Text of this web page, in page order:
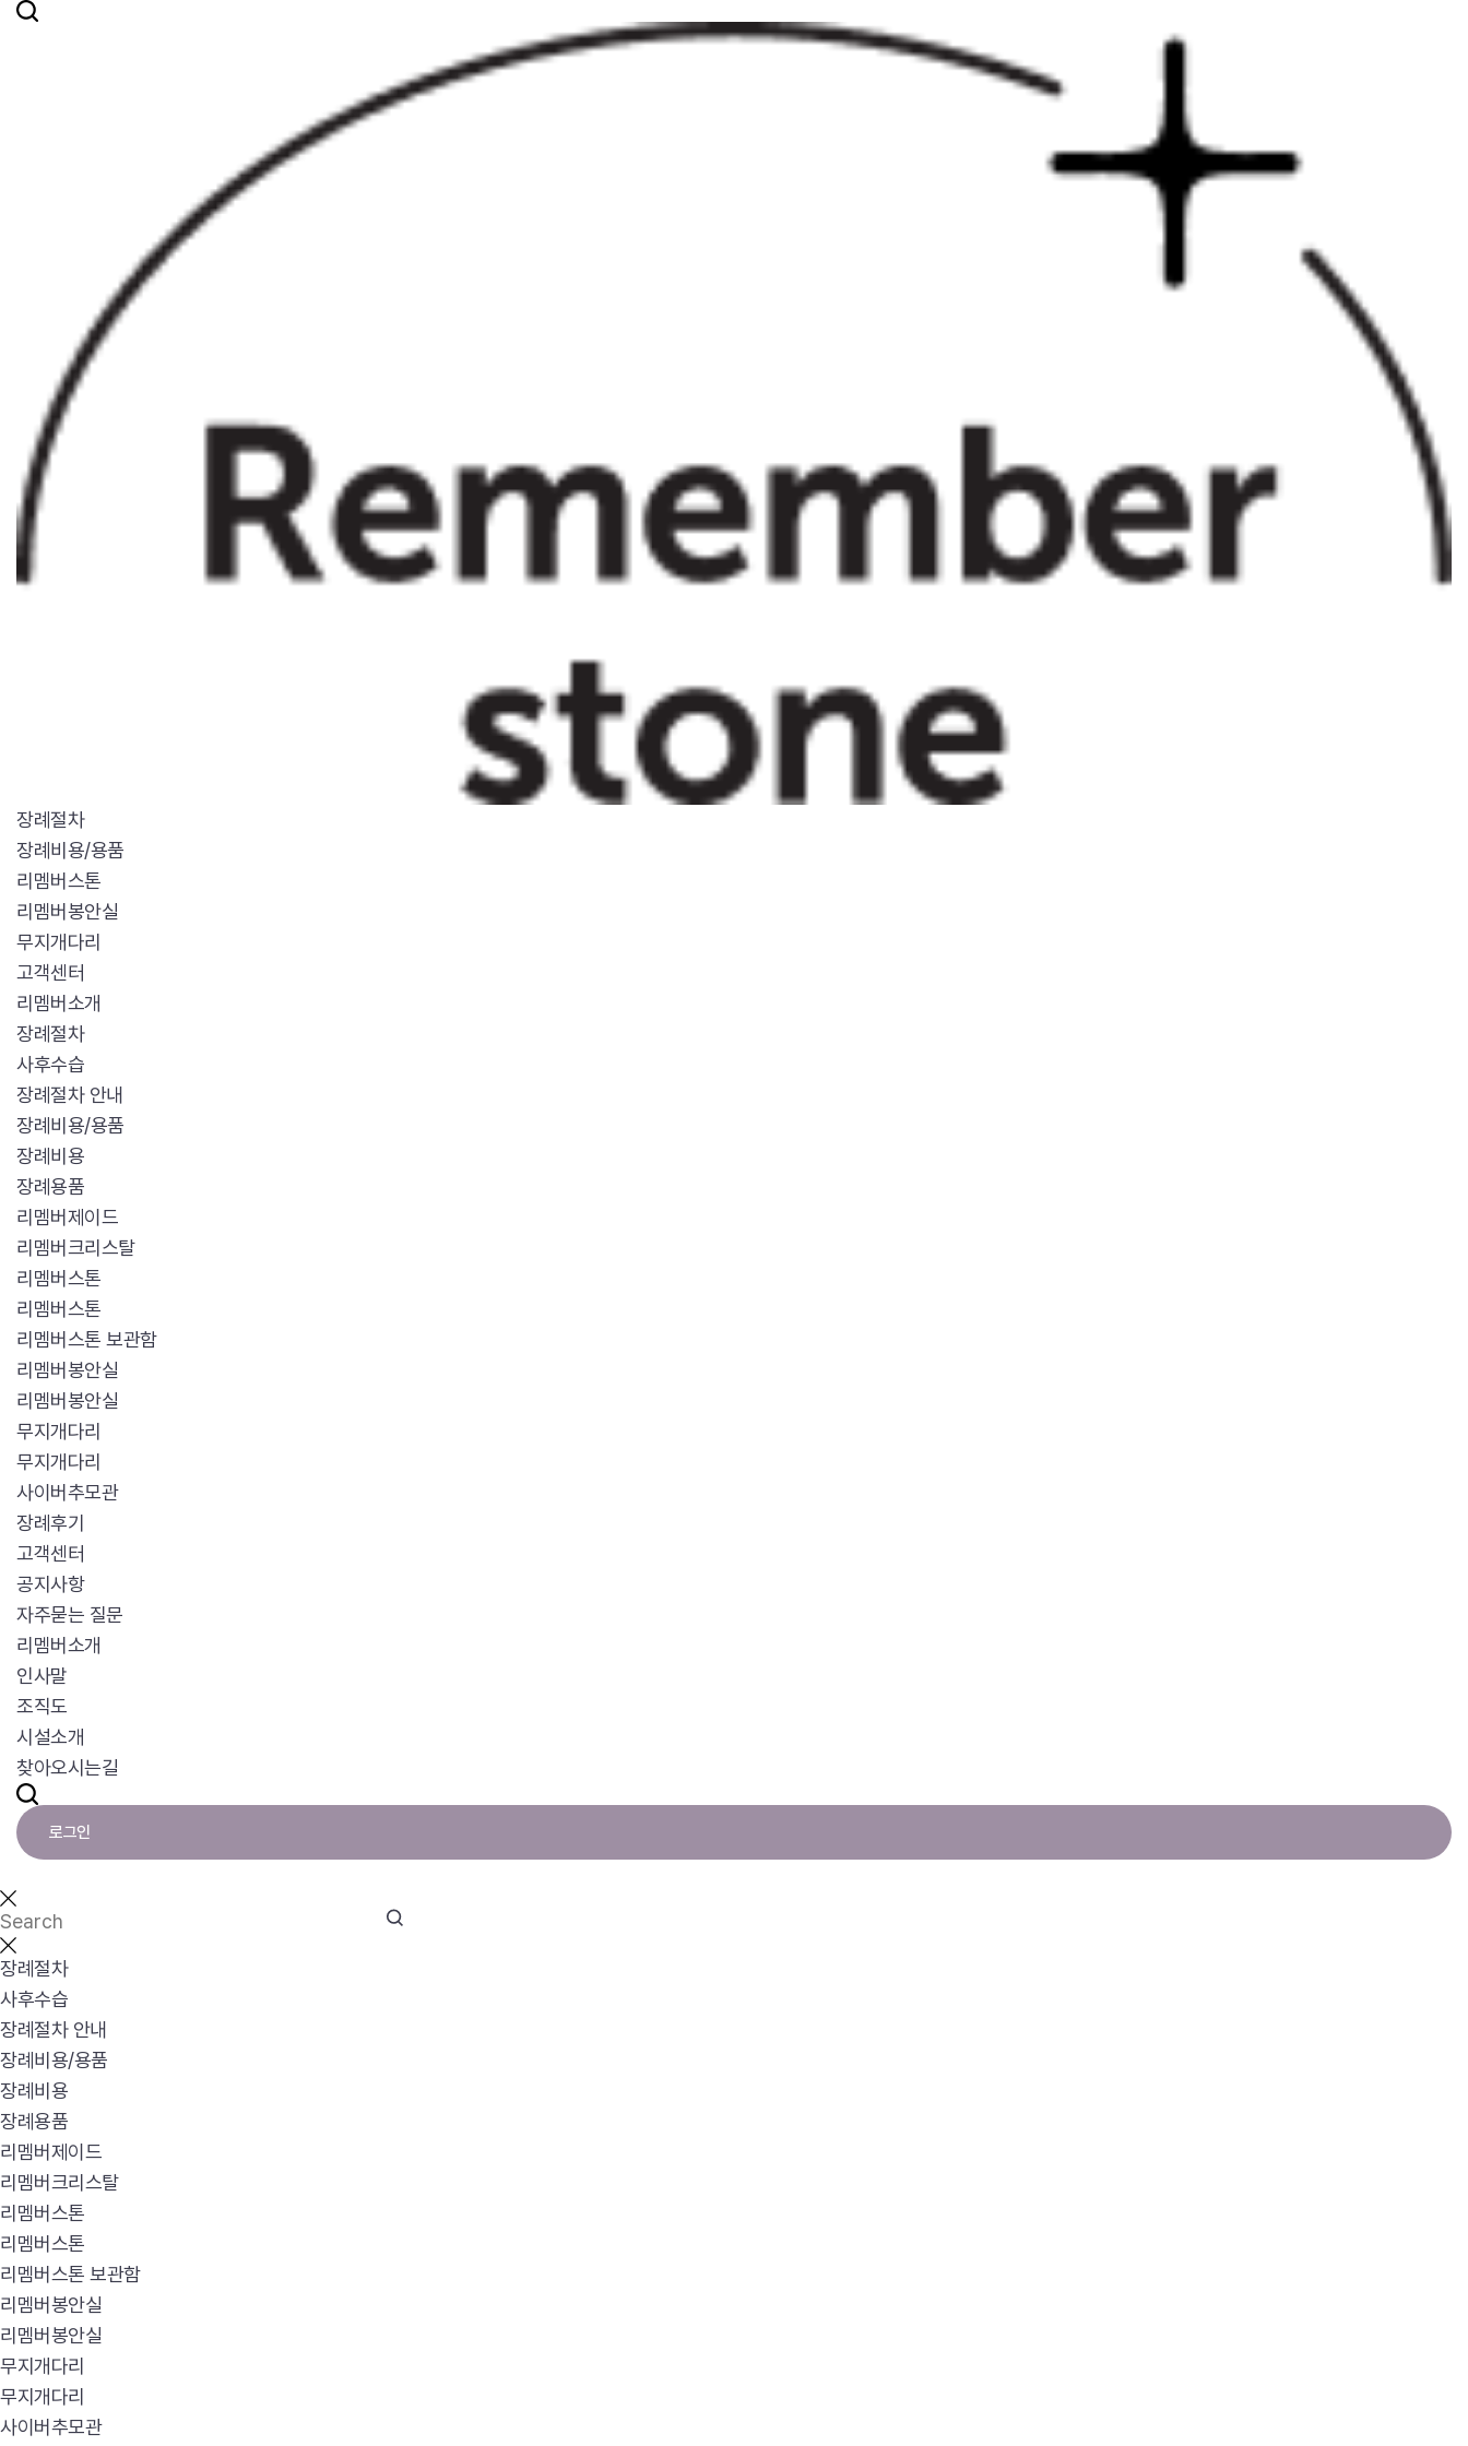
장례절차
장례비용/용품
리멤버스톤
리멤버봉안실
무지개다리
고객센터
리멤버소개
장례절차
사후수습
장례절차 안내
장례비용/용품
장례비용
장례용품
리멤버제이드
리멤버크리스탈
리멤버스톤
리멤버스톤
리멤버스톤 보관함
리멤버봉안실
리멤버봉안실
무지개다리
무지개다리
사이버추모관
장례후기
고객센터
공지사항
자주묻는 질문
리멤버소개
인사말
조직도
시설소개
찾아오시는길
로그인
장례절차
사후수습
장례절차 안내
장례비용/용품
장례비용
장례용품
리멤버제이드
리멤버크리스탈
리멤버스톤
리멤버스톤
리멤버스톤 보관함
리멤버봉안실
리멤버봉안실
무지개다리
무지개다리
사이버추모관